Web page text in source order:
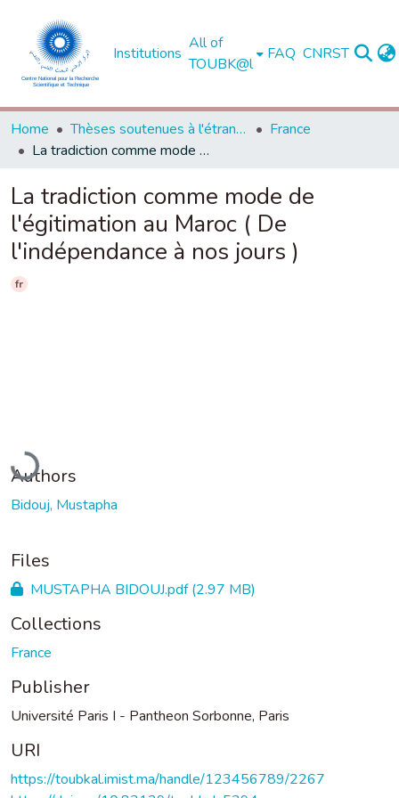
Institutions
All of
TOUBK@l
FAQ CNRST
Home Thèses soutenues à l'étranger
France
La tradiction comme mode de l'égitimation au Maroc ( De l'indépendance à nos jours )
La tradiction comme mode de
l'égitimation au Maroc ( De
l'indépendance à nos jours )
fr
Loading...
Authors
Bidouj, Mustapha
Files
MUSTAPHA BIDOUJ.pdf(2.97 MB)
Collections
France
Publisher
Université Paris I - Pantheon Sorbonne, Paris
URI
https://toubkal.imist.ma/handle/123456789/2267